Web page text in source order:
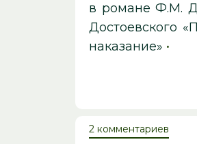
в романе Ф.М.
Достоевского
наказание» •
2 комментариев